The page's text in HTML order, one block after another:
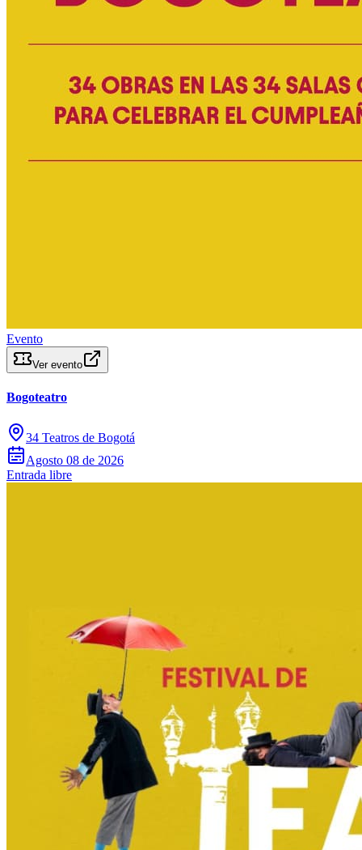
Evento
Ver evento
Bogoteatro
34 Teatros de Bogotá
Agosto 08 de 2026
Entrada libre